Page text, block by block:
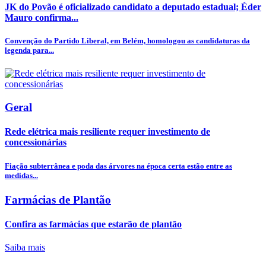
JK do Povão é oficializado candidato a deputado estadual; Éder
Mauro confirma...
Convenção do Partido Liberal, em Belém, homologou as candidaturas da
legenda para...
Geral
Rede elétrica mais resiliente requer investimento de
concessionárias
Fiação subterrânea e poda das árvores na época certa estão entre as
medidas...
Farmácias de Plantão
Confira as farmácias que estarão de plantão
Saiba mais